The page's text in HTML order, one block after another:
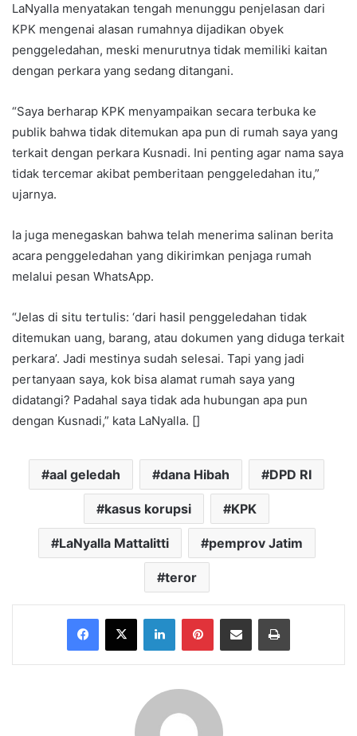
LaNyalla menyatakan tengah menunggu penjelasan dari
KPK mengenai alasan rumahnya dijadikan obyek
penggeledahan, meski menurutnya tidak memiliki kaitan
dengan perkara yang sedang ditangani.
“Saya berharap KPK menyampaikan secara terbuka ke
publik bahwa tidak ditemukan apa pun di rumah saya yang
terkait dengan perkara Kusnadi. Ini penting agar nama saya
tidak tercemar akibat pemberitaan penggeledahan itu,”
ujarnya.
Ia juga menegaskan bahwa telah menerima salinan berita
acara penggeledahan yang dikirimkan penjaga rumah
melalui pesan WhatsApp.
“Jelas di situ tertulis: ‘dari hasil penggeledahan tidak
ditemukan uang, barang, atau dokumen yang diduga terkait
perkara’. Jadi mestinya sudah selesai. Tapi yang jadi
pertanyaan saya, kok bisa alamat rumah saya yang
didatangi? Padahal saya tidak ada hubungan apa pun
dengan Kusnadi,” kata LaNyalla. []
aal geledah dana Hibah DPD RI
kasus korupsi KPK
LaNyalla Mattalitti pemprov Jatim
teror
Facebook
X LinkedInPinterestShare via Email Print